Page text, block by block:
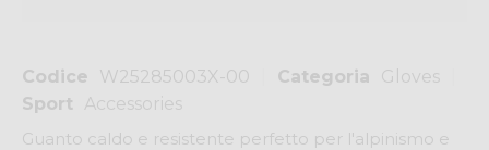
Codice W25285003X-00 Categoria
Gloves
Sport
Accessories
Guanto caldo e resistente perfetto per l'alpinismo e